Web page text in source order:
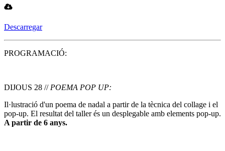
Descarregar
PROGRAMACIÓ:
DIJOUS 28 //POEMA POP UP:
Il·lustració d'un poema de nadal a partir de la tècnica del collage i el
pop-up. El resultat del taller és un desplegable amb elements pop-up.
A partir de 6 anys.